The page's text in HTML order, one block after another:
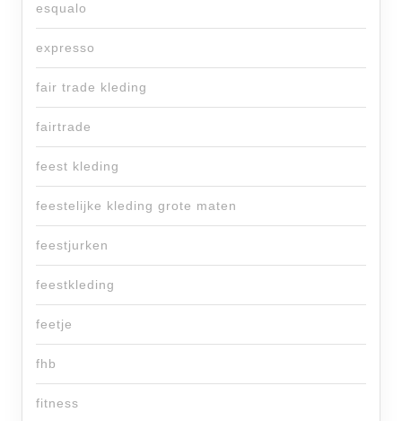
esqualo
expresso
fair trade kleding
fairtrade
feest kleding
feestelijke kleding grote maten
feestjurken
feestkleding
feetje
fhb
fitness